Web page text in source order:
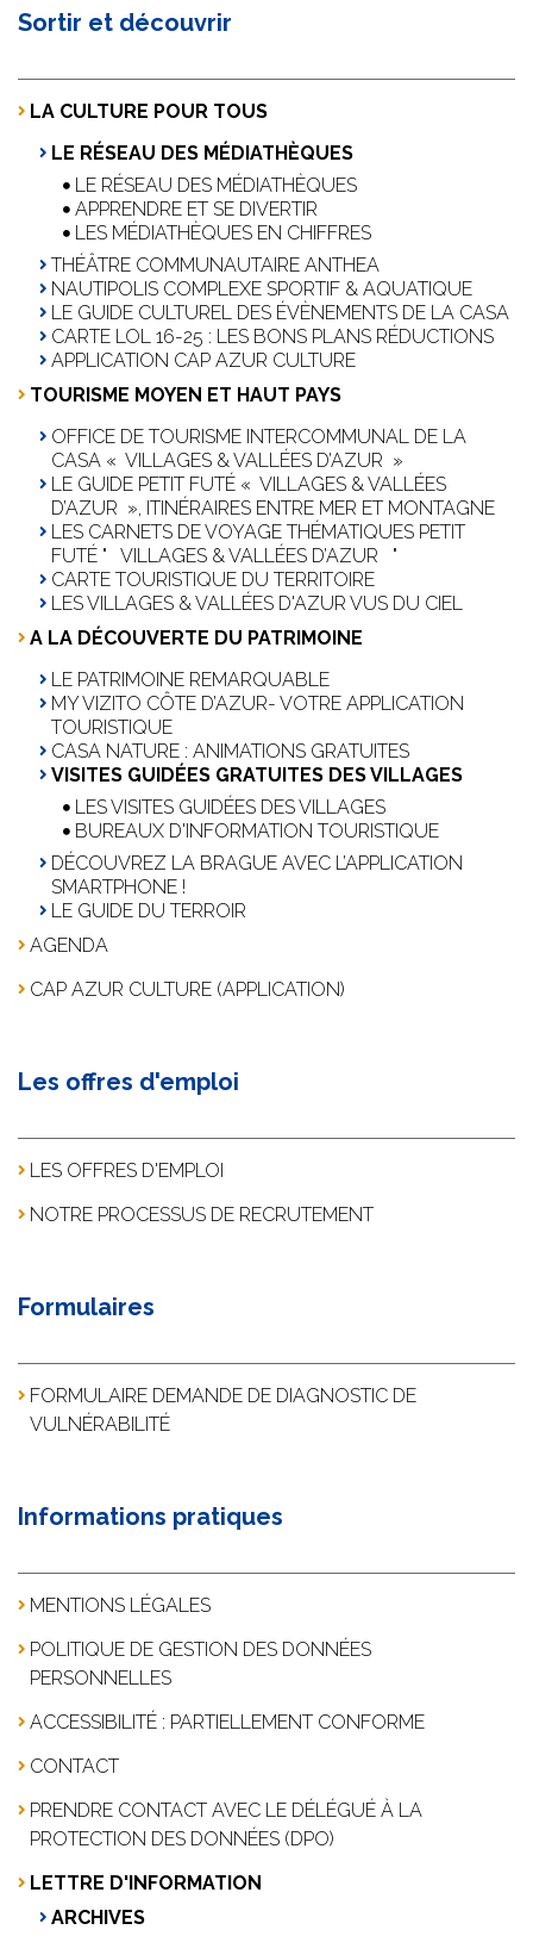
Sortir et découvrir
LA CULTURE POUR TOUS
LE RÉSEAU DES MÉDIATHÈQUES
LE RÉSEAU DES MÉDIATHÈQUES
APPRENDRE ET SE DIVERTIR
LES MÉDIATHÈQUES EN CHIFFRES
THÉÂTRE COMMUNAUTAIRE ANTHEA
NAUTIPOLIS COMPLEXE SPORTIF & AQUATIQUE
LE GUIDE CULTUREL DES ÉVÈNEMENTS DE LA CASA
CARTE LOL 16-25 : LES BONS PLANS RÉDUCTIONS
APPLICATION CAP AZUR CULTURE
TOURISME MOYEN ET HAUT PAYS
OFFICE DE TOURISME INTERCOMMUNAL DE LA
CASA « VILLAGES & VALLÉES D’AZUR »
LE GUIDE PETIT FUTÉ « VILLAGES & VALLÉES
D’AZUR », ITINÉRAIRES ENTRE MER ET MONTAGNE
LES CARNETS DE VOYAGE THÉMATIQUES PETIT
FUTÉ " VILLAGES & VALLÉES D’AZUR "
CARTE TOURISTIQUE DU TERRITOIRE
LES VILLAGES & VALLÉES D'AZUR VUS DU CIEL
A LA DÉCOUVERTE DU PATRIMOINE
LE PATRIMOINE REMARQUABLE
MY VIZITO CÔTE D’AZUR- VOTRE APPLICATION
TOURISTIQUE
CASA NATURE : ANIMATIONS GRATUITES
VISITES GUIDÉES GRATUITES DES VILLAGES
LES VISITES GUIDÉES DES VILLAGES
BUREAUX D'INFORMATION TOURISTIQUE
DÉCOUVREZ LA BRAGUE AVEC L’APPLICATION
SMARTPHONE !
LE GUIDE DU TERROIR
AGENDA
CAP AZUR CULTURE (APPLICATION)
Les offres d'emploi
LES OFFRES D'EMPLOI
NOTRE PROCESSUS DE RECRUTEMENT
Formulaires
FORMULAIRE DEMANDE DE DIAGNOSTIC DE
VULNÉRABILITÉ
Informations pratiques
MENTIONS LÉGALES
POLITIQUE DE GESTION DES DONNÉES
PERSONNELLES
ACCESSIBILITÉ : PARTIELLEMENT CONFORME
CONTACT
PRENDRE CONTACT AVEC LE DÉLÉGUÉ À LA
PROTECTION DES DONNÉES (DPO)
LETTRE D'INFORMATION
ARCHIVES